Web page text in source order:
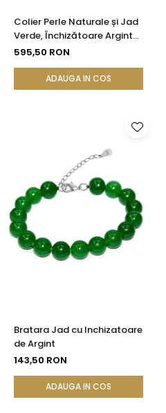
Colier Perle Naturale și Jad
Verde, Închizătoare Argint
925 | KASKADDA®
595,50 RON
ADAUGA IN COS
Bratara Jad cu Inchizatoare
de Argint
143,50 RON
ADAUGA IN COS